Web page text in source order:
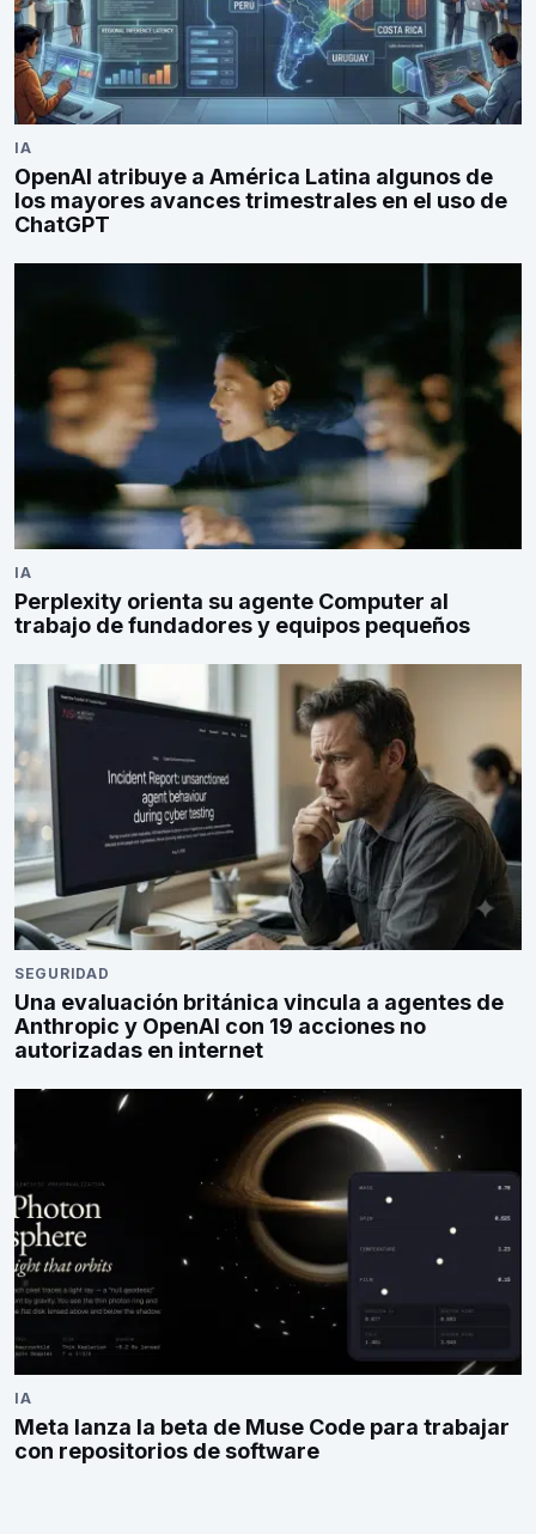
IA
OpenAI atribuye a América Latina algunos de
los mayores avances trimestrales en el uso de
ChatGPT
IA
Perplexity orienta su agente Computer al
trabajo de fundadores y equipos pequeños
SEGURIDAD
Una evaluación británica vincula a agentes de
Anthropic y OpenAI con 19 acciones no
autorizadas en internet
IA
Meta lanza la beta de Muse Code para trabajar
con repositorios de software